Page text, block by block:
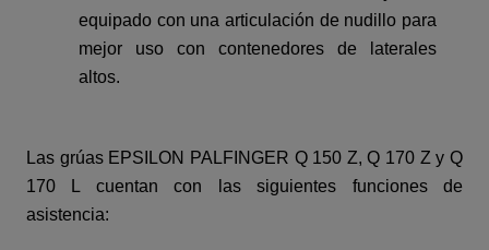
equipado con una articulación de nudillo para
mejor uso con contenedores de laterales
altos.
Las grúas EPSILON PALFINGER Q 150 Z, Q 170 Z y Q
170 L cuentan con las siguientes funciones de
asistencia: